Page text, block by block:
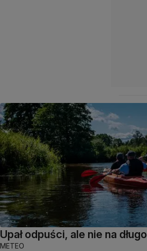
Upał odpuści, ale nie na długo
METEO